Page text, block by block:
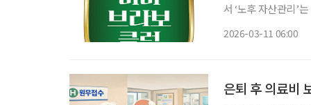
서 ‘노후 자산관리’
2026-03-11 06:00
은퇴 후 의료비